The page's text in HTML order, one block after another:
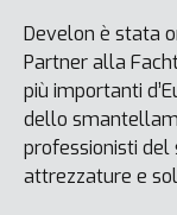
Develon è stata
Partner alla
più importanti
dello
professionisti del
attrezzature e